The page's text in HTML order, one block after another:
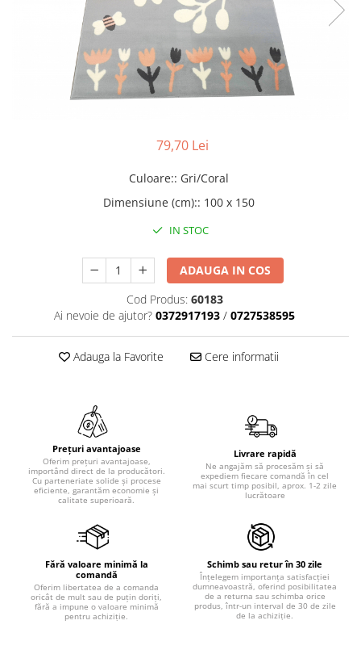
79,70 Lei
Culoare:: Gri/Coral
Dimensiune (cm):: 100 x 150
IN STOC
ADAUGA IN COS
Cod Produs: 60183
Ai nevoie de ajutor? 0372917193 / 0727538595
Adauga la Favorite Cere informatii
Prețuri avantajoase
Oferim prețuri avantajoase,
importând direct de la producători.
Cu parteneriate solide și procese
eficiente, garantăm economie și
calitate superioară.
Livrare rapidă
Ne angajăm să procesăm și să
expediem fiecare comandă în cel
mai scurt timp posibil, aprox. 1-2 zile
lucrătoare
Fără valoare minimă la
comandă
Oferim libertatea de a comanda
oricât de mult sau de puțin doriți,
fără a impune o valoare minimă
pentru achiziție.
Schimb sau retur în 30 zile
Înțelegem importanța satisfacției
dumneavoastră, oferind posibilitatea
de a returna sau schimba orice
produs, într-un interval de 30 de zile
de la achiziție.